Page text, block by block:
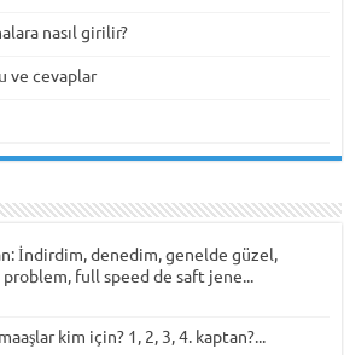
nasıl girilir?
ve cevaplar
İndirdim, denedim, genelde güzel,
full speed de saft jene...
kim için? 1, 2, 3, 4. kaptan?...